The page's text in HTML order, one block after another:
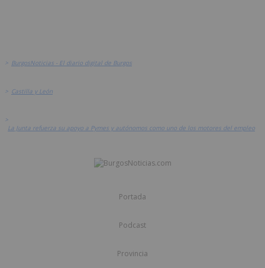
> BurgosNoticias - El diario digital de Burgos
> Castilla y León
>
La Junta refuerza su apoyo a Pymes y autónomos como uno de los motores del empleo
Portada
Podcast
Provincia